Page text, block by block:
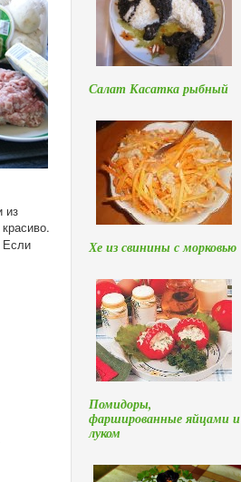
из
Если
Салат Касатка рыбный
Хе из свинины с морковью
Помидоры,
фаршированные яйцами и
луком